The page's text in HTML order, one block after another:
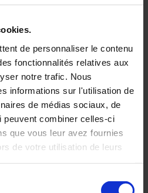
de personnaliser le contenu
fonctionnalités relatives aux
notre trafic. Nous
informations sur l'utilisation de
de médias sociaux, de
peuvent combiner celles-ci
que vous leur avez fournies
de votre utilisation de leurs
contrôle
? Etude
de deux
phase III :
214 et
426